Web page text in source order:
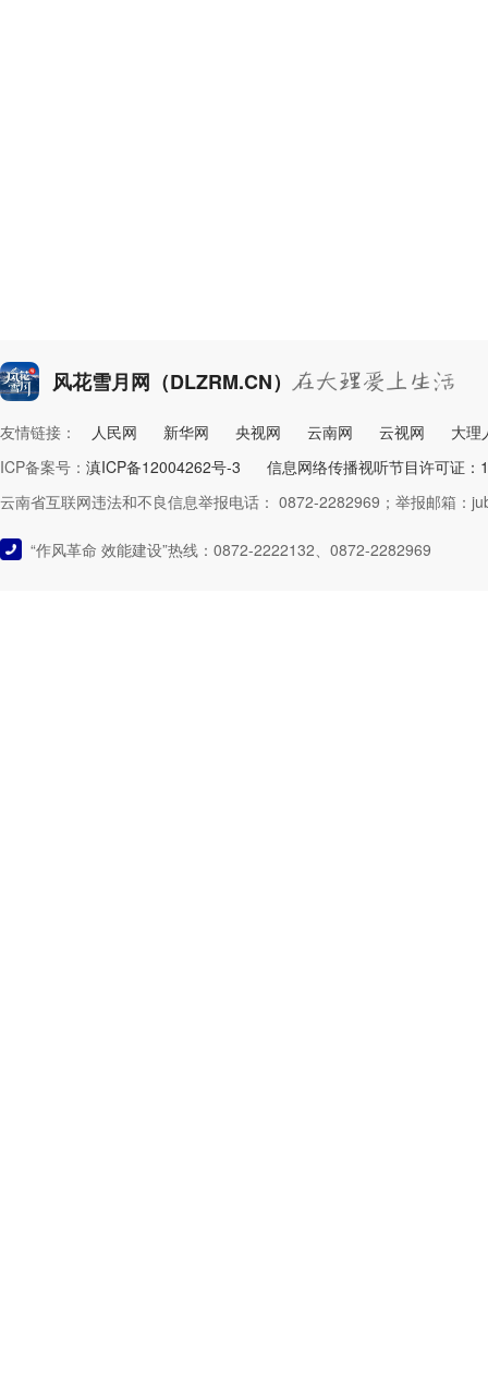
风花雪月网（DLZRM.CN）
友情链接： 人民网 新华网 央视网 云南网 云视网
大理
ICP备案号： 滇ICP备12004262号-3
信息网络传播视听节目许可证：
云南省互联网违法和不良信息举报电话： 0872-2282969；举报邮箱：
“作风革命 效能建设”热线：0872-2222132、0872-2282969